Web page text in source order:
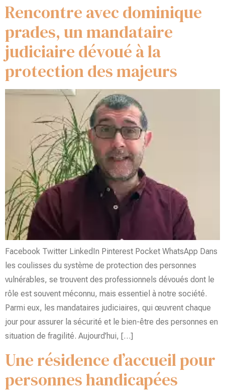
Rencontre avec dominique
prades, un mandataire
judiciaire dévoué à la
protection des majeurs
Facebook Twitter LinkedIn Pinterest Pocket WhatsApp Dans
les coulisses du système de protection des personnes
vulnérables, se trouvent des professionnels dévoués dont le
rôle est souvent méconnu, mais essentiel à notre société.
Parmi eux, les mandataires judiciaires, qui œuvrent chaque
jour pour assurer la sécurité et le bien-être des personnes en
situation de fragilité. Aujourd’hui, […]
Une résidence d’accueil pour
personnes handicapées